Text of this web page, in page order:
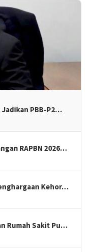
Jadikan PBB-P2…
RAPBN 2026…
Kehor…
Rumah Sakit Pu…